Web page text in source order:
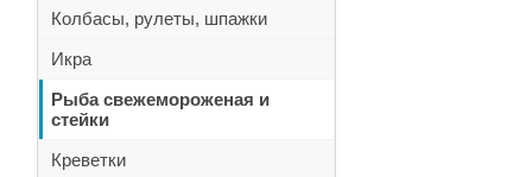
Колбасы, рулеты, шпажки
Икра
Рыба свежемороженая и
стейки
Креветки